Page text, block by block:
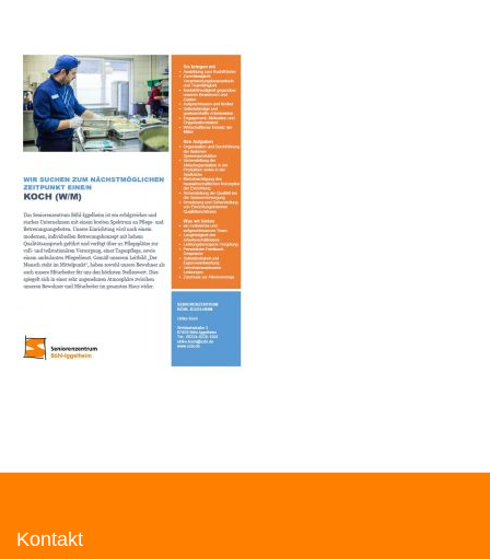
Kontakt